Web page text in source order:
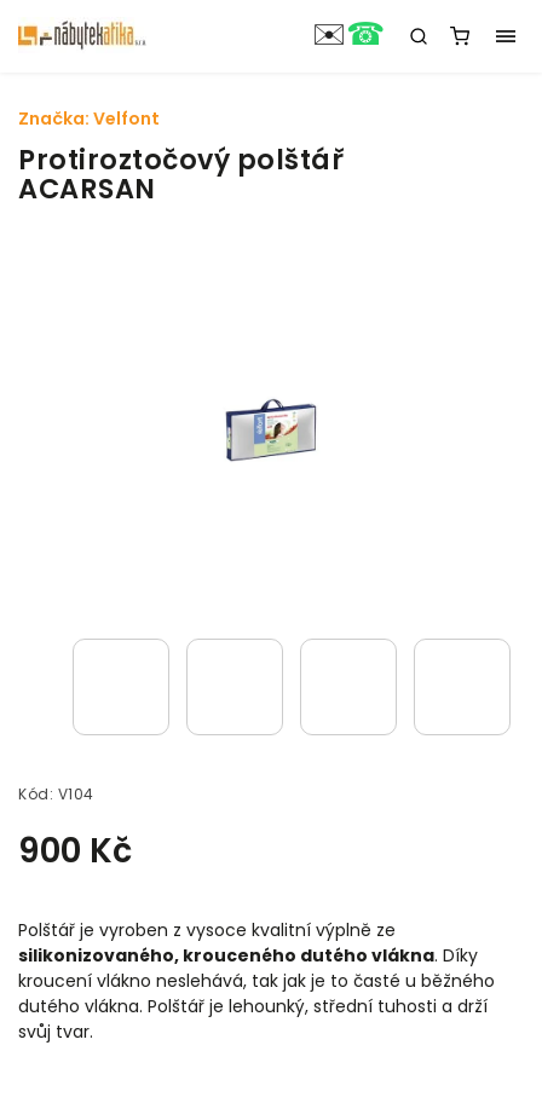
Protiroztočový polštář
ACARSAN
Kód: V104
900 Kč
Polštář je vyroben z vysoce kvalitní výplně ze
silikonizovaného, krouceného dutého vlákna. Díky
kroucení vlákno neslehává, tak jak je to časté u běžného
dutého vlákna. Polštář je lehounký, střední tuhosti a drží
svůj tvar.
Značka: Velfont
✉️☎